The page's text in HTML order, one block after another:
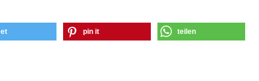
pin it teilen